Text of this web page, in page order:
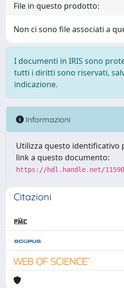
File in questo prodotto:
Non ci sono file associati a
I documenti in IRIS sono
tutti i diritti sono riservati,
indicazione.
Informazioni
Utilizza questo identificativo
link a questo documento:
https://hdl.handle.net/
Citazioni